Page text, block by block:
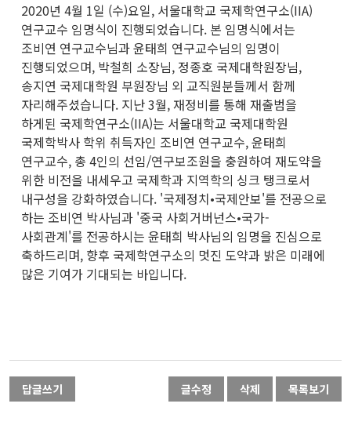
2020년 4월 1일 (수)요일, 서울대학교 국제학연구소(IIA)
연구교수 임명식이 진행되었습니다. 본 임명식에서는
조비연 연구교수님과 윤태희 연구교수님의 임명이
진행되었으며, 박철희 소장님, 정종호 국제대학원장님,
송지연 국제대학원 부원장님 외 교직원분들께서 함께
자리해주셨습니다. 지난 3월, 재정비를 통해 재출범을
하게된 국제학연구소(IIA)는 서울대학교 국제대학원
국제학박사 학위 취득자인 조비연 연구교수, 윤태희
연구교수, 총 4인의 선임/연구보조원을 충원하여 재도약을
위한 비전을 내세우고 국제학과 지역학의 싱크 탱크로서
내구성을 강화하였습니다. '국제정치•국제안보'를 전공으로
하는 조비연 박사님과 '중국 사회거버넌스•국가-
사회관계'를 전공하시는 윤태희 박사님의 임명을 진심으로
축하드리며, 향후 국제학연구소의 멋진 도약과 밝은 미래에
많은 기여가 기대되는 바입니다.
답글쓰기 글수정 삭제 목록보기